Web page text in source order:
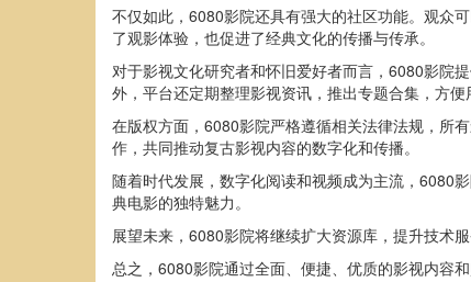
不仅如此，6080影院还具有强大的社区功能。观众
了观影体验，也促进了经典文化的传播与传承。
对于影视文化研究者和怀旧爱好者而言，6080影院
外，平台还定期整理影视资讯，推出专题合集，方便
在版权方面，6080影院严格遵循相关法律法规，所
作，共同推动复古影视内容的数字化和传播。
随着时代发展，数字化阅读和视频成为主流，6080
典电影的独特魅力。
展望未来，6080影院将继续扩大资源库，提升技术
总之，6080影院通过全面、便捷、优质的影视内容